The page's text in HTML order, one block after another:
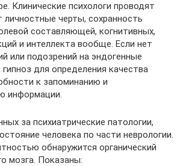
Клинические психологи проводят
черты, сохранность
составляющей, когнитивных,
и интеллекта вообще. Если нет
или подозрений на эндогенные
для определения качества
к запоминанию и
информации.
за психиатрические патологии,
человека по части неврологии.
обнаружится органический
мозга. Показаны: